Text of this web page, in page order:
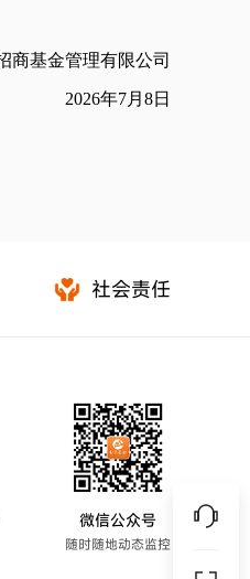
商基金管理有限公司
2026年7月8日
社会责任
微信公众号
随时随地动态监控